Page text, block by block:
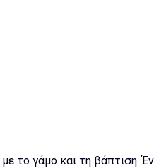
το γάμο και τη βάπτιση.